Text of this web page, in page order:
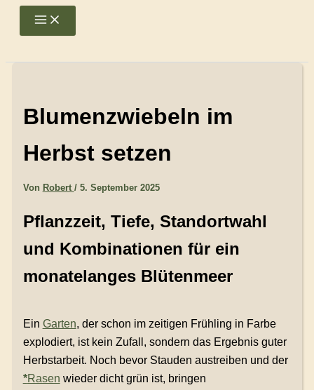
Inhalt
Main
Blumenzwiebeln im
Herbst setzen
Von Robert / 5. September 2025
Pflanzzeit, Tiefe, Standortwahl
und Kombinationen für ein
monatelanges Blütenmeer
Ein Garten, der schon im zeitigen Frühling in Farbe
explodiert, ist kein Zufall, sondern das Ergebnis guter
Herbstarbeit. Noch bevor Stauden austreiben und der
*Rasen wieder dicht grün ist, bringen